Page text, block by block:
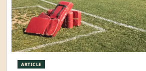
ARTICLE